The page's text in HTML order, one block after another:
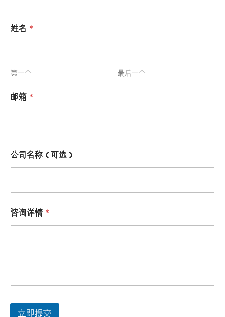
姓名 *
第一个 最后一个
邮箱 *
公司名称（可选）
咨询详情 *
立即提交